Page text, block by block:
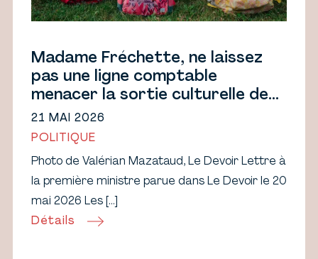
Madame Fréchette, ne laissez
pas une ligne comptable
menacer la sortie culturelle des
élèves
21 MAI 2026
POLITIQUE
Photo de Valérian Mazataud, Le Devoir Lettre à
la première ministre parue dans Le Devoir le 20
mai 2026 Les […]
Détails